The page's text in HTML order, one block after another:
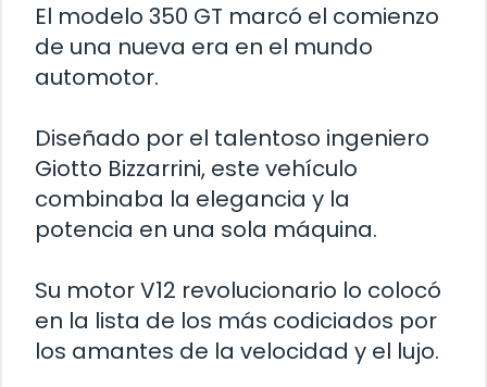
El modelo 350 GT marcó el comienzo
de una nueva era en el mundo
automotor.
Diseñado por el talentoso ingeniero
Giotto Bizzarrini, este vehículo
combinaba la elegancia y la
potencia en una sola máquina.
Su motor V12 revolucionario lo colocó
en la lista de los más codiciados por
los amantes de la velocidad y el lujo.